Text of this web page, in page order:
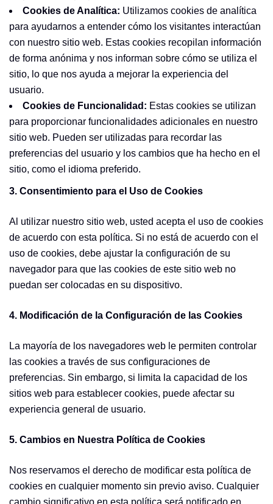
Cookies de Analítica: Utilizamos cookies de analítica
para ayudarnos a entender cómo los visitantes interactúan
con nuestro sitio web. Estas cookies recopilan información
de forma anónima y nos informan sobre cómo se utiliza el
sitio, lo que nos ayuda a mejorar la experiencia del
usuario.
Cookies de Funcionalidad: Estas cookies se utilizan
para proporcionar funcionalidades adicionales en nuestro
sitio web. Pueden ser utilizadas para recordar las
preferencias del usuario y los cambios que ha hecho en el
sitio, como el idioma preferido.
3. Consentimiento para el Uso de Cookies
Al utilizar nuestro sitio web, usted acepta el uso de cookies
de acuerdo con esta política. Si no está de acuerdo con el
uso de cookies, debe ajustar la configuración de su
navegador para que las cookies de este sitio web no
puedan ser colocadas en su dispositivo.
4. Modificación de la Configuración de las Cookies
La mayoría de los navegadores web le permiten controlar
las cookies a través de sus configuraciones de
preferencias. Sin embargo, si limita la capacidad de los
sitios web para establecer cookies, puede afectar su
experiencia general de usuario.
5. Cambios en Nuestra Política de Cookies
Nos reservamos el derecho de modificar esta política de
cookies en cualquier momento sin previo aviso. Cualquier
cambio significativo en esta política será notificado en